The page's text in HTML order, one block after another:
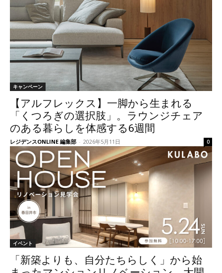
キャンペーン
【アルフレックス】一脚から生まれる
「くつろぎの選択肢」。ラウンジチェア
のある暮らしを体感する6週間
レジデンスONLINE 編集部 - 2026年5月11日 0
イベント
「新築よりも、自分たちらしく」から始